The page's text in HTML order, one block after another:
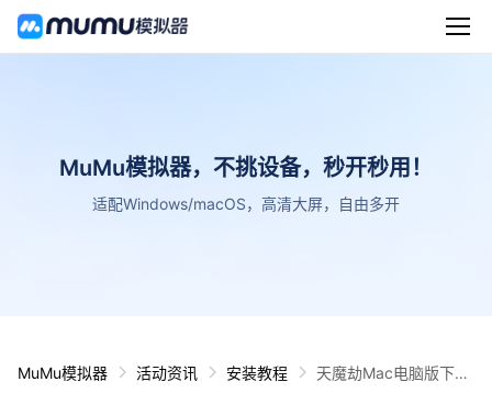
MuMu模拟器，不挑设备，秒开秒用！
适配Windows/macOS，高清大屏，自由多开
MuMu模拟器 活动资讯 安装教程
天魔劫Mac电脑版下载